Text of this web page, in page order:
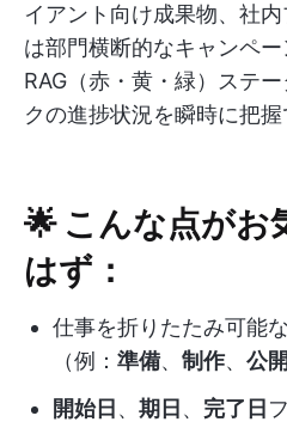
イアント向け成果物、社
は部門横断的なキャンペ
RAG（赤・黄・緑）ステ
クの進捗状況を瞬時に把握
🌟 こんな点がお
はず：
仕事を折りたたみ可能
（例： 準備、 制作、 公開
開始日 、 期日 、 完了日